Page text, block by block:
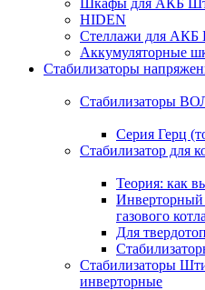
Шкафы для АКБ
HIDEN
Стеллажи для АКБ
Аккумуляторные
Стабилизаторы
Стабилизаторы
Серия Герц
Стабилизатор для
Теория: как
Инверторный
газового
Для
Стабилизаторы
инверторные